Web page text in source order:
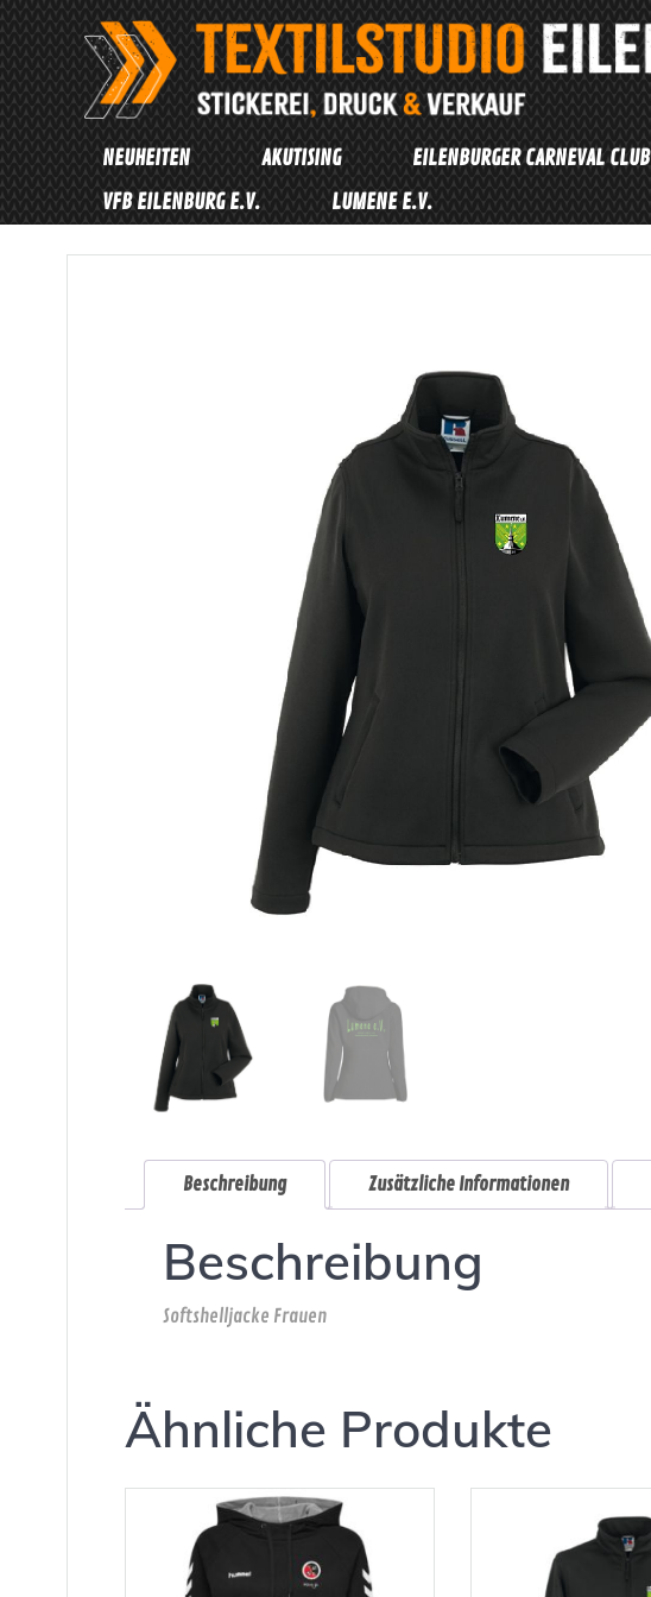
Zum
Inhalt
springen
NEUHEITEN AKUTISING EILENBURGER CARNEVAL CLUB
VFB EILENBURG E.V.
LUMENE E.V.
Beschreibung Zusätzliche Informationen
Beschreibung
Softshelljacke Frauen
Ähnliche Produkte